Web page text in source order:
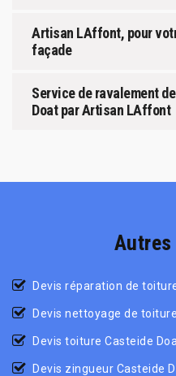
Artisan LAffont, pour
façade
Service de ravalement
Doat par Artisan LAffont
Devis réparation de
Devis nettoyage de
Devis toiture Casteide
Devis zingueur Casteide